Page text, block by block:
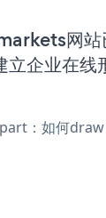
网站
立企业在
：如何